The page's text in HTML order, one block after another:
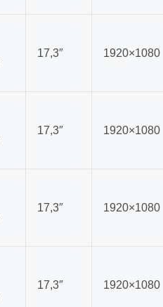
17,3″ 1920×1080
17,3″ 1920×1080
17,3″ 1920×1080
17,3″ 1920×1080